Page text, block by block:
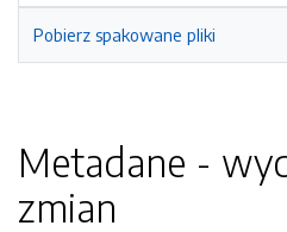
Pobierz spakowane pliki
Metadane -
zmian